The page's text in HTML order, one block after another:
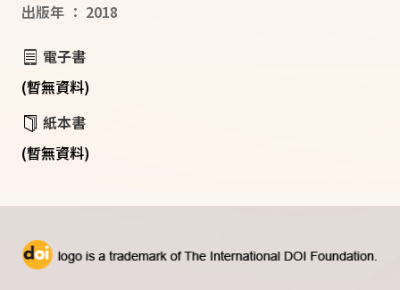
出版年 ： 2018
電子書
(暫無資料)
紙本書
(暫無資料)